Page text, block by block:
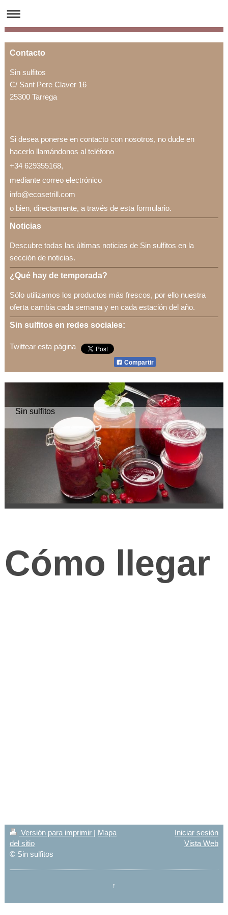
Contacto
Sin sulfitos
C/ Sant Pere Claver 16
25300 Tarrega
Si desea ponerse en contacto con nosotros, no dude en
hacerlo llamándonos al teléfono
+34 629355168,
mediante correo electrónico
info@ecosetrill.com
o bien, directamente, a través de esta formulario.
Noticias
Descubre todas las últimas noticias de Sin sulfitos en la
sección de noticias.
¿Qué hay de temporada?
Sólo utilizamos los productos más frescos, por ello nuestra
oferta cambia cada semana y en cada estación del año.
Sin sulfitos en redes sociales:
Twittear esta página
Compartir
Sin sulfitos
Cómo llegar
Versión para imprimir | Mapa
del sitio
© Sin sulfitos
Iniciar sesión
Vista Web
↑